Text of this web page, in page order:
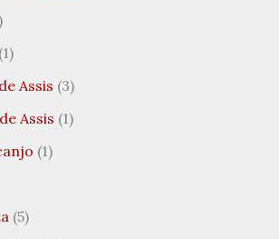
(1)
Assis (3)
Assis (1)
(1)
(5)